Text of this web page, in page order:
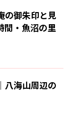
の御朱印と見
間・魚沼の里
八海山周辺の